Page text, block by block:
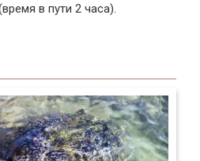
в пути 2 часа).